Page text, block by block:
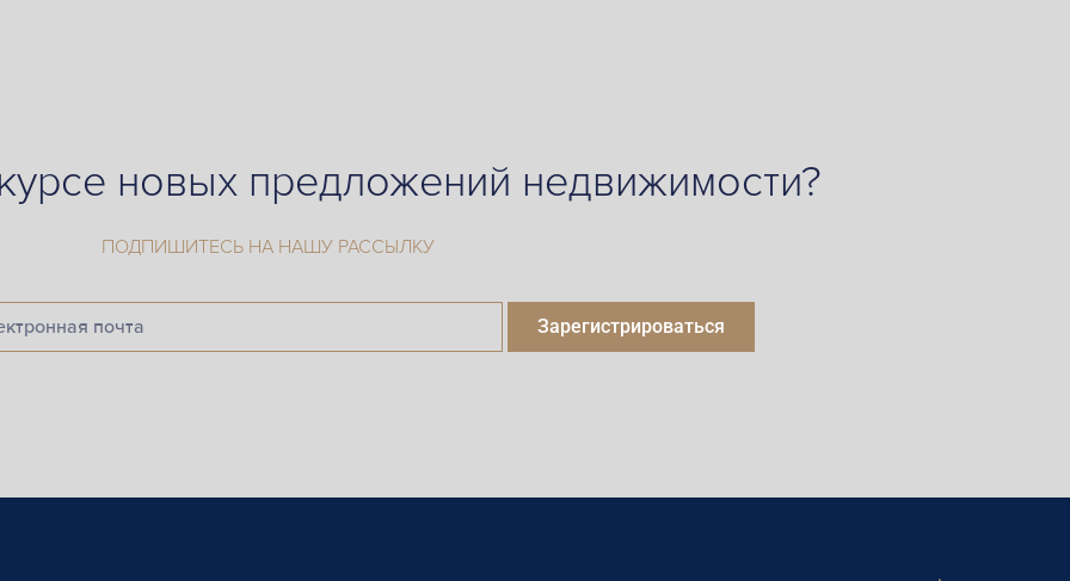
новых предложений недвижимости?
ПОДПИШИТЕСЬ НА НАШУ РАССЫЛКУ
Зарегистрироваться